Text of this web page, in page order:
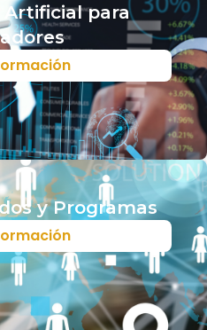
Artificial para
y Programas